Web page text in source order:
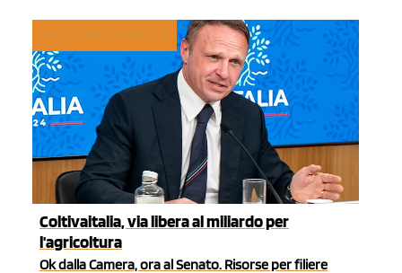
Coltivaitalia, via libera al miliardo per
l'agricoltura
Ok dalla Camera, ora al Senato. Risorse per filiere